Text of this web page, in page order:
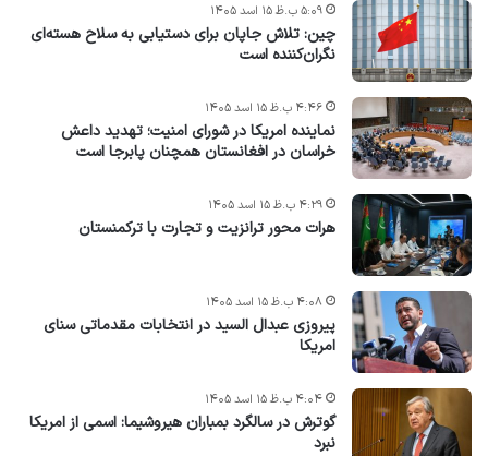
چین: تلاش جاپان برای دستیابی به سلاح هسته‌ای
نگران‌کننده است
۵:۰۹ ب.ظ ۱۵ اسد ۱۴۰۵
نماینده امریکا در شورای امنیت؛ تهدید داعش
خراسان در افغانستان همچنان پابرجا است
۴:۴۶ ب.ظ ۱۵ اسد ۱۴۰۵
هرات محور ترانزیت و تجارت با ترکمنستان
۴:۲۹ ب.ظ ۱۵ اسد ۱۴۰۵
پیروزی عبدال السید در انتخابات مقدماتی سنای
امریکا
۴:۰۸ ب.ظ ۱۵ اسد ۱۴۰۵
گوترش در سالگرد بمباران هیروشیما: اسمی از امریکا
نبرد
۴:۰۴ ب.ظ ۱۵ اسد ۱۴۰۵